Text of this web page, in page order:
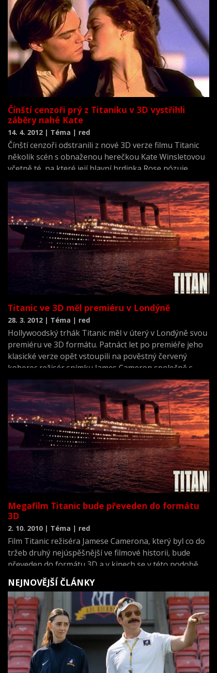
Čínští cenzoři prý z Titaniku v 3D vystřihli
záběry nahé Kate
14. 4. 2012 | Téma | red
Čínští cenzoři odstranili z nové 3D verze filmu Titanic
několik scén s obnaženou herečkou Kate Winsletovou
včetně té, na které její hlavní hrdinka Rose pózuje
nahá. Čínské úřady se podle webu The Hollywood
Reporter obávají, že diváci by se mohli pokusit
natahovat ruce a dotknout jejího těla.
Titanic ve 3D měl premiéru v Londýně
28. 3. 2012 | Téma | red
Hollywoodský trhák Titanic měl v úterý v Londýně svou
premiéru ve 3D formátu. Patnáct let po premiéře jeho
klasické verze opět vstoupili na pověstný červený
koberec režisér snímku James Cameron společně s
Kate Winsletovou a Billym Zanem, tedy představiteli
nejvýznamnějších postav.
Megafilm Titanic bude převeden do formátu
3D
2. 10. 2010 | Téma | red
Film Titanic režiséra Jamese Camerona, který byl co do
tržeb druhý nejúspěšnější ve filmové historii, bude
převeden do formátu 3D a v kinech se v této podobě
objeví v dubnu roku 2012. Oznámil to server The
Hollywood Reporter.
NEJNOVĚJŠÍ ČLÁNKY